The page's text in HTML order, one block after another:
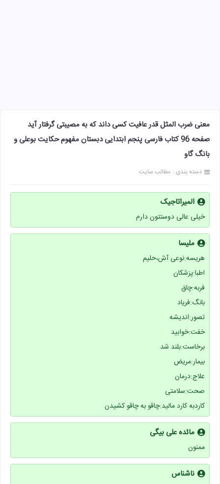
معنی ضرب المثل قدر عافیت کسی داند که به مصیبتی گرفتار آید
صفحه 96 کتاب فارسی پنجم ابتدایی دبستان مفهوم حکایت بوعلی و
بانگ گاو
دسته بندی : مطالب سایت
المیراتاجیک
خیلی عالی دوستتون دارم
ملیسا
هریسه:نوعی آش،حلیم
اطبا:پزشکان
فربه:چاق
بانگ:فریاد
تصور:اندیشه
خفت:خوابید
برخاست:بلند شد
بیمار:مریض
علاج:درمان
صحت:سلامتی
کاردبه کارد مالید:چاقو به چاقو کشیدن
مائده علی بیگی
ممنون
ناشناس